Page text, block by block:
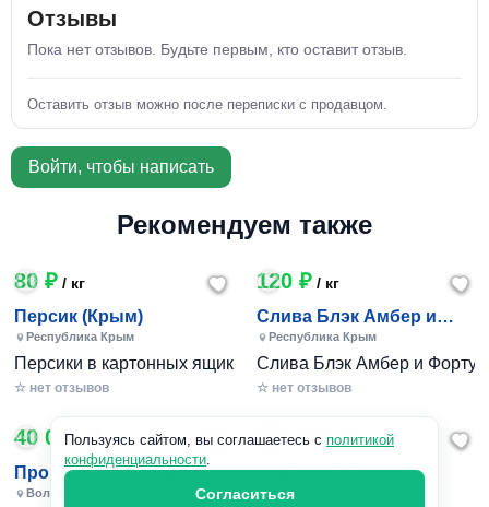
Отзывы
Пока нет отзывов. Будьте первым, кто оставит отзыв.
Оставить отзыв можно после переписки с продавцом.
Войти, чтобы написать
Рекомендуем также
80 ₽ / кг
Персик (Крым)
Республика Крым
Персики в картонных ящиках по 7-10 кг. Цена 80-200 руб
☆ нет отзывов
120 ₽/ кг
Слива Блэк Амбер и
Фортуна (Крым)
Республика Крым
Слива Блэк Амбер и
☆ нет отзывов
40 000 ₽
Пропишу временно и
постоянно в Волжском
Волгоградская область
240 801 ₽/ 1шт
Черный комфорт
Московская область
Пользуясь сайтом, вы соглашаетесь с политикой
конфиденциальности.
Согласиться